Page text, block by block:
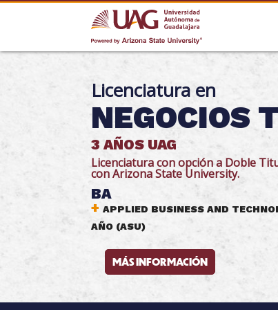
Licenciatura en
NEGOCIOS
3 AÑOS UAG
Licenciatura con opción a Doble
con Arizona State University.
BA
+ APPLIED BUSINESS AND
AÑO (ASU)
MÁS INFORMACIÓN